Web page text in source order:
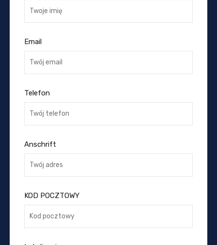
Email
Telefon
Anschrift
KOD POCZTOWY